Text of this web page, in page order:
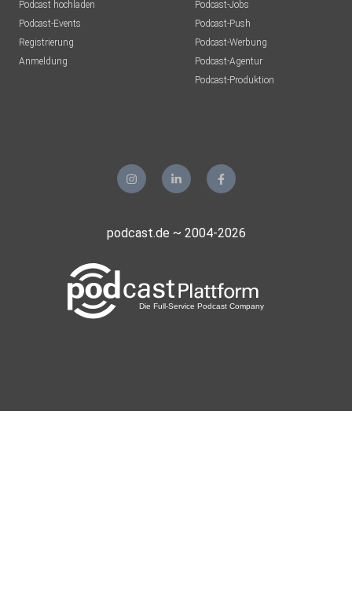
Podcast hochladen
Podcast-Events
Registrierung
Anmeldung
Podcast-Jobs
Podcast-Push
Podcast-Werbung
Podcast-Agentur
Podcast-Produktion
podcast.de ~ 2004-2026